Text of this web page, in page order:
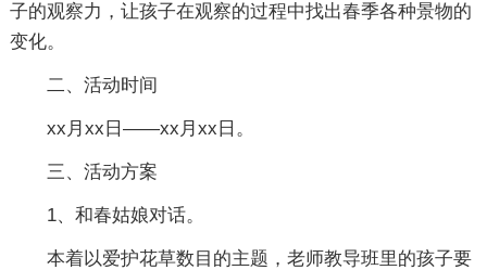
子的观察力，让孩子在观察的过程中找出春季各种景物的
变化。
二、活动时间
xx月xx日——xx月xx日。
三、活动方案
1、和春姑娘对话。
本着以爱护花草数目的主题，老师教导班里的孩子要